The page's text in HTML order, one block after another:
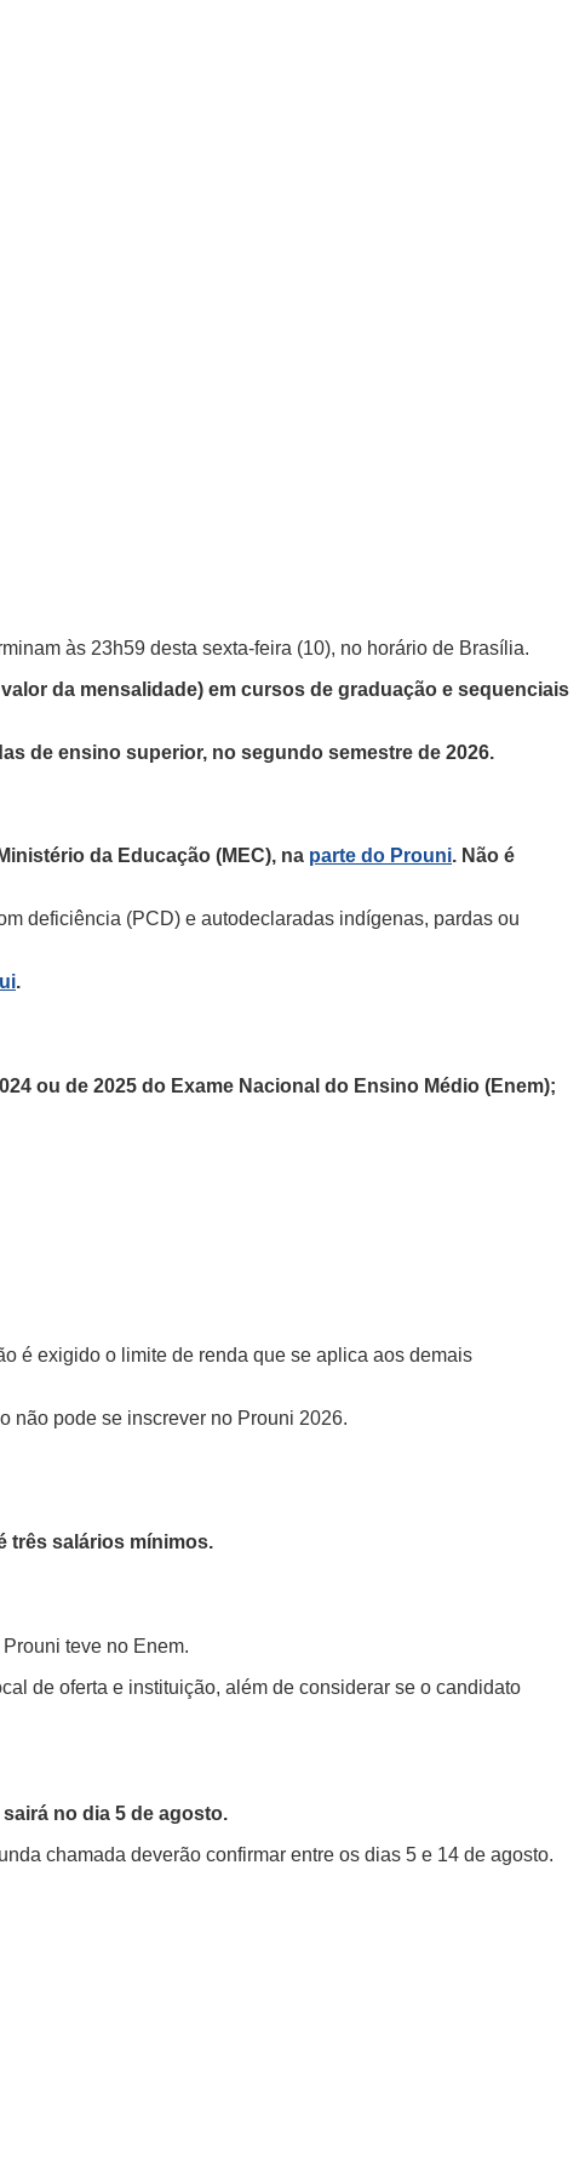
às 23h59 desta sexta-feira (10), no horário de Brasília.
da mensalidade) em cursos de graduação e sequenciais
de ensino superior, no segundo semestre de 2026.
da Educação (MEC), na parte do Prouni. Não é
deficiência (PCD) e autodeclaradas indígenas, pardas ou
.
ou de 2025 do Exame Nacional do Ensino Médio (Enem);
exigido o limite de renda que se aplica aos demais
não pode se inscrever no Prouni 2026.
três salários mínimos.
teve no Enem.
de oferta e instituição, além de considerar se o candidato
no dia 5 de agosto.
chamada deverão confirmar entre os dias 5 e 14 de agosto.